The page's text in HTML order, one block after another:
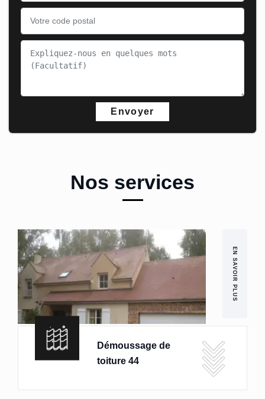
Nos services
EN SAVOIR PLUS
Démoussage de
toiture 44